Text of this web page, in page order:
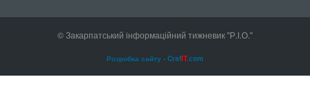
© Закарпатський інформаційний тижневик "Р.І.О."
Розробка сайту - CrafIT.com